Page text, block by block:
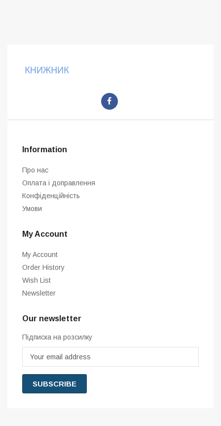
Information
Про нас
Оплата і доправлення
Конфіденційність
Умови
My Account
My Account
Order History
Wish List
Newsletter
Our newsletter
Підписка на розсилку
SUBSCRIBE